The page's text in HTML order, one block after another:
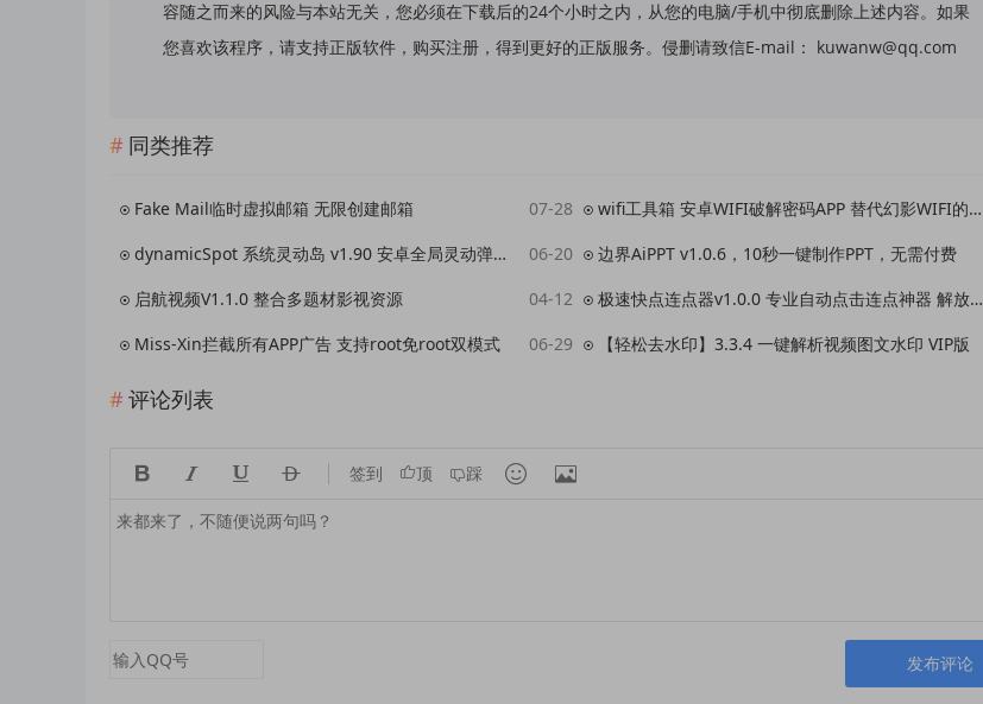
容随之而来的风险与本站无关，您必须在下载后的24个小时之内，从您的电脑/手机中彻底删除上述内容。如果
您喜欢该程序，请支持正版软件，购买注册，得到更好的正版服务。侵删请致信E-mail： kuwanw@qq.com
同类推荐
Fake Mail临时虚拟邮箱 无限创建邮箱 07-28 wifi工具箱 安卓WIFI破解密码APP 替代幻影WIFI的蹭网神器 附常用WIFI密码字典库
dynamicSpot 系统灵动岛 v1.90 安卓全局灵动弹窗自定义工具
06-20 边界AiPPT v1.0.6，10秒一键制作PPT，无需付费
启航视频V1.1.0 整合多题材影视资源
04-12 极速快点连点器v1.0.0 专业自动点击连点神器 解放双手
Miss-Xin拦截所有APP广告 支持root免root双模式
06-29 【轻松去水印】3.3.4 一键解析视频图文水印 VIP版
评论列表
    签到 顶 踩  
发布评论